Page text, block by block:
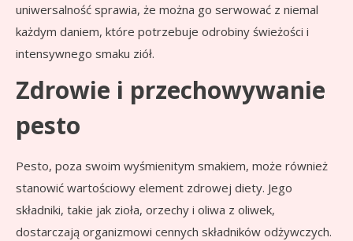
uniwersalność sprawia, że można go serwować z niemal
każdym daniem, które potrzebuje odrobiny świeżości i
intensywnego smaku ziół.
Zdrowie i przechowywanie
pesto
Pesto, poza swoim wyśmienitym smakiem, może również
stanowić wartościowy element zdrowej diety. Jego
składniki, takie jak zioła, orzechy i oliwa z oliwek,
dostarczają organizmowi cennych składników odżywczych.